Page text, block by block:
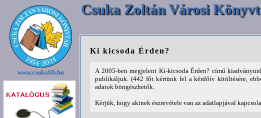
Csuka Zoltán Városi
www.csukalib.hu
Ki kicsoda Érden?
A 2005-ben megjelent Ki-kicsoda Érden? című
publikáljuk. (442 főt kértünk fel a kérdőív kitöltésére,
adatok böngészhetők.
Kérjük, hogy akinek észrevétele van az adatlapjával